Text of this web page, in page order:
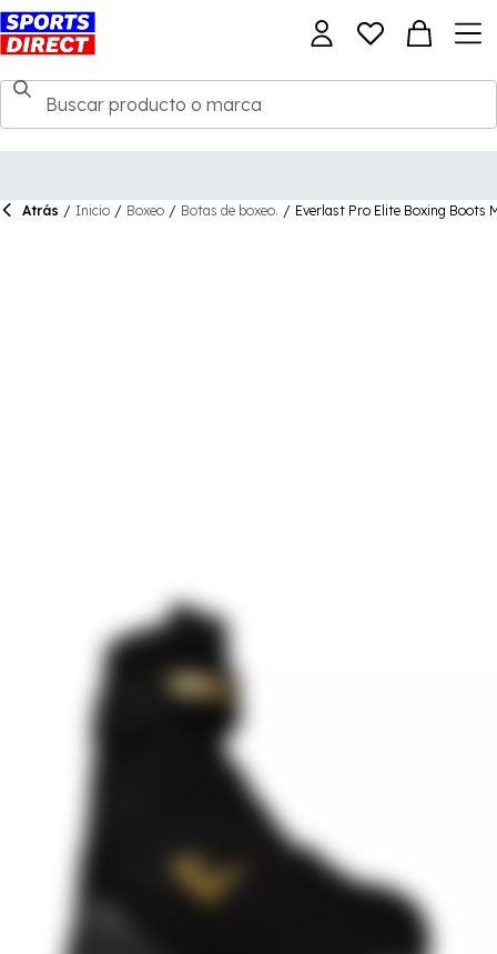
Atrás / Inicio / Boxeo / Botas de boxeo. / Everlast Pro Elite Boxing Boots